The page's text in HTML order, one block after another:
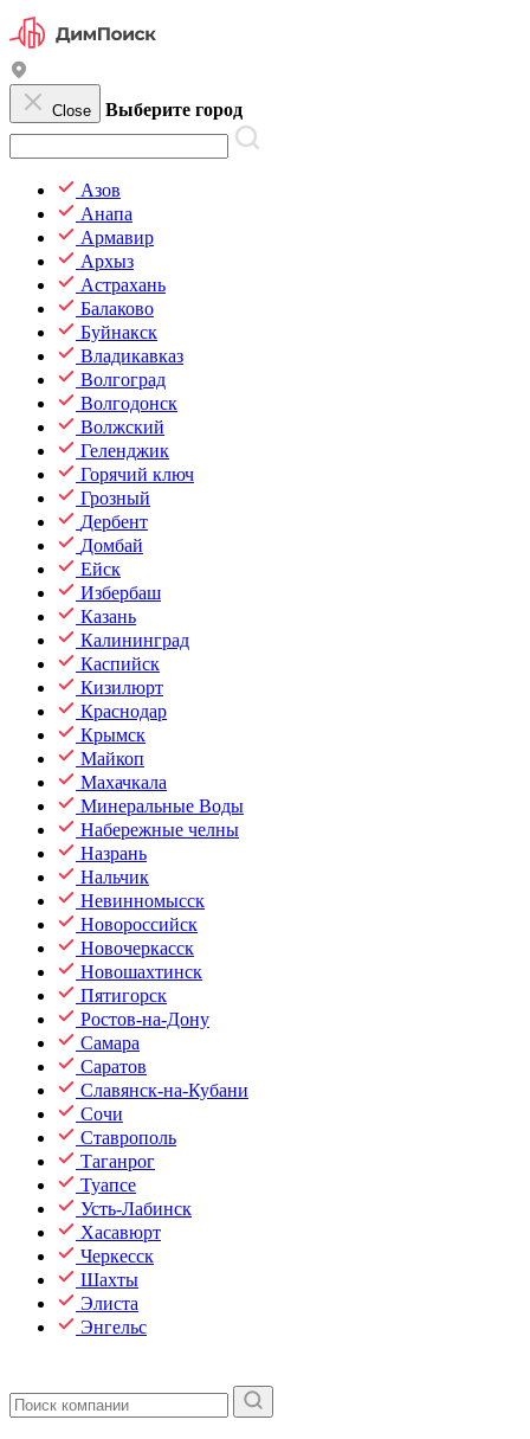
Close Выберите город
Азов
Анапа
Армавир
Архыз
Астрахань
Балаково
Буйнакск
Владикавказ
Волгоград
Волгодонск
Волжский
Геленджик
Горячий ключ
Грозный
Дербент
Домбай
Ейск
Избербаш
Казань
Калининград
Каспийск
Кизилюрт
Краснодар
Крымск
Майкоп
Махачкала
Минеральные Воды
Набережные челны
Назрань
Нальчик
Невинномысск
Новороссийск
Новочеркасск
Новошахтинск
Пятигорск
Ростов-на-Дону
Самара
Саратов
Славянск-на-Кубани
Сочи
Ставрополь
Таганрог
Туапсе
Усть-Лабинск
Хасавюрт
Черкесск
Шахты
Элиста
Энгельс